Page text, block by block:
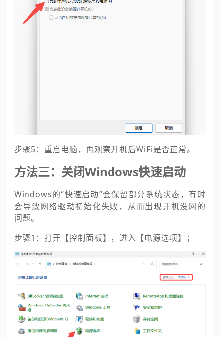
步骤5：重启电脑，再观察开机后WiFi是否正常。
方法三：关闭Windows快速启动
Windows的“快速启动”会保留部分系统状态，有时
会导致网络驱动初始化失败，从而出现开机没网的
问题。
步骤1：打开【控制面板】，进入【电源选项】；